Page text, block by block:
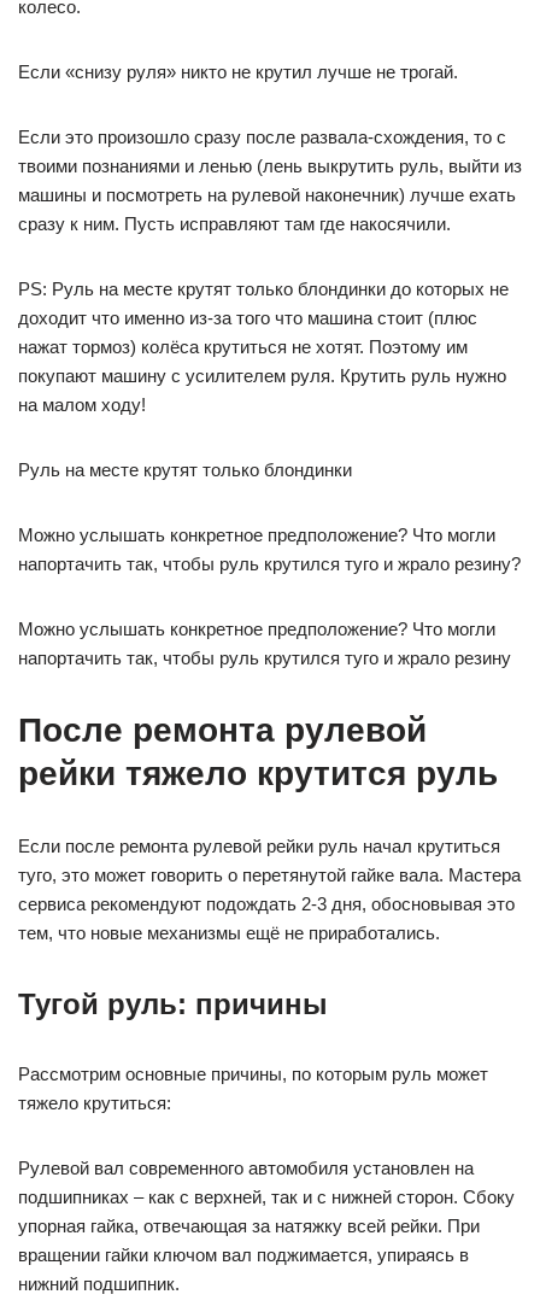
колесо.
Если «снизу руля» никто не крутил лучше не трогай.
Если это произошло сразу после развала-схождения, то с
твоими познаниями и ленью (лень выкрутить руль, выйти из
машины и посмотреть на рулевой наконечник) лучше ехать
сразу к ним. Пусть исправляют там где накосячили.
PS: Руль на месте крутят только блондинки до которых не
доходит что именно из-за того что машина стоит (плюс
нажат тормоз) колёса крутиться не хотят. Поэтому им
покупают машину с усилителем руля. Крутить руль нужно
на малом ходу!
Руль на месте крутят только блондинки
Можно услышать конкретное предположение? Что могли
напортачить так, чтобы руль крутился туго и жрало резину?
Можно услышать конкретное предположение? Что могли
напортачить так, чтобы руль крутился туго и жрало резину
После ремонта рулевой
рейки тяжело крутится руль
Если после ремонта рулевой рейки руль начал крутиться
туго, это может говорить о перетянутой гайке вала. Мастера
сервиса рекомендуют подождать 2-3 дня, обосновывая это
тем, что новые механизмы ещё не приработались.
Тугой руль: причины
Рассмотрим основные причины, по которым руль может
тяжело крутиться:
Рулевой вал современного автомобиля установлен на
подшипниках – как с верхней, так и с нижней сторон. Сбоку
упорная гайка, отвечающая за натяжку всей рейки. При
вращении гайки ключом вал поджимается, упираясь в
нижний подшипник.